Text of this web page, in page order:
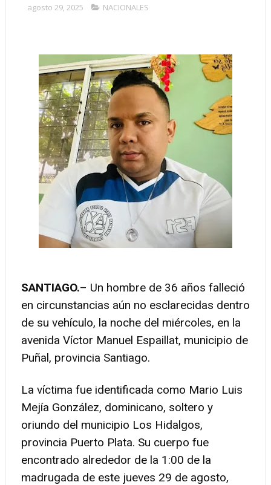
agosto 29, 2025 NACIONALES
SANTIAGO.– Un hombre de 36 años falleció
en circunstancias aún no esclarecidas dentro
de su vehículo, la noche del miércoles, en la
avenida Víctor Manuel Espaillat, municipio de
Puñal, provincia Santiago.
La víctima fue identificada como Mario Luis
Mejía González, dominicano, soltero y
oriundo del municipio Los Hidalgos,
provincia Puerto Plata. Su cuerpo fue
encontrado alrededor de la 1:00 de la
madrugada de este jueves 29 de agosto,